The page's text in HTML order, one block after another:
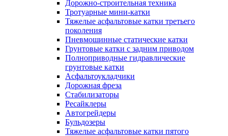
Дорожно-строительная техника
Тротуарные мини-катки
Тяжелые асфальтовые катки третьего
поколения
Пневмошинные статические катки
Грунтовые катки с задним приводом
Полноприводные гидравлические
грунтовые катки
Асфальтоукладчики
Дорожная фреза
Стабилизаторы
Ресайклеры
Автогрейдеры
Бульдозеры
Тяжелые асфальтовые катки пятого